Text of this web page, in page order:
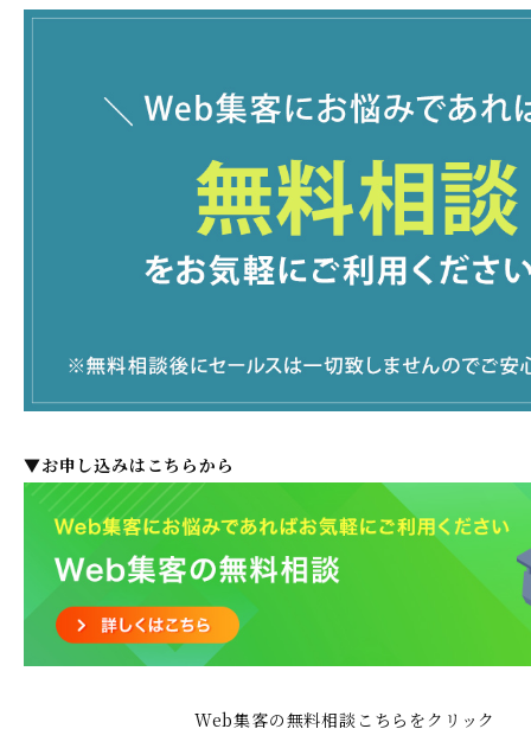
▼お申し込みはこちらから
Web集客の無料相談こちらをクリック